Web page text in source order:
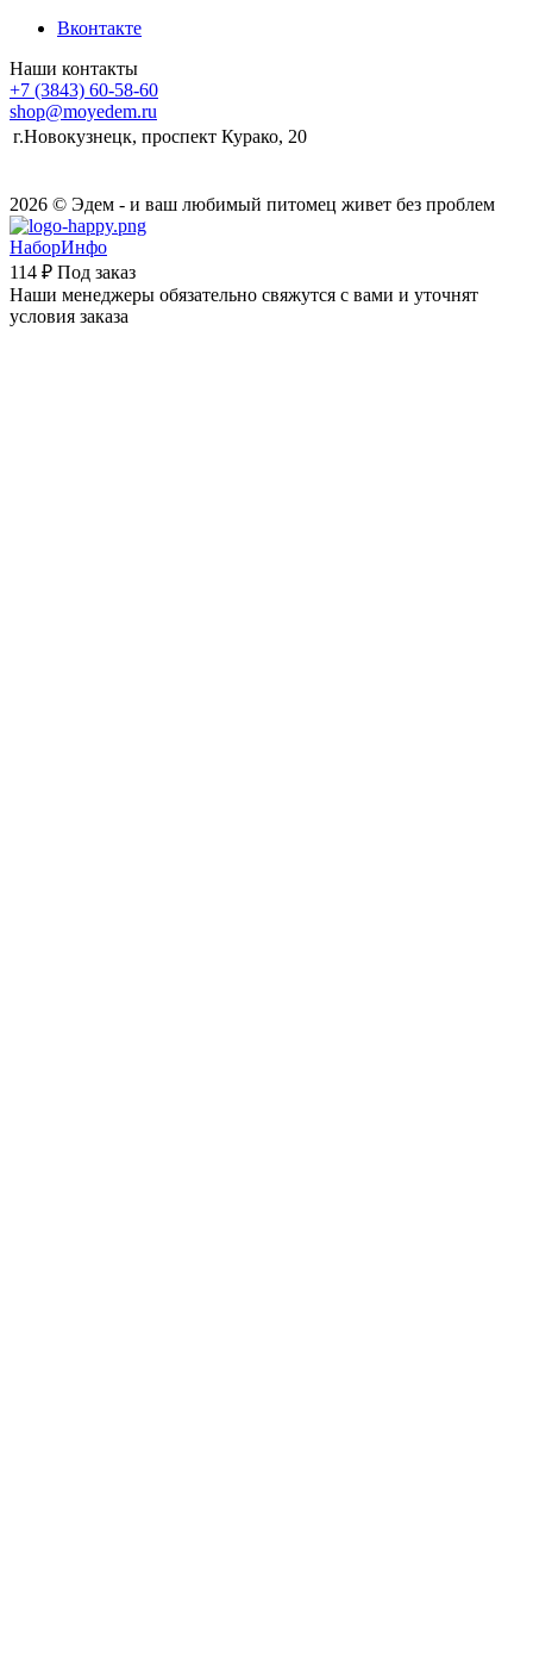
Вконтакте
Наши контакты
+7 (3843) 60-58-60
shop@moyedem.ru
г.Новокузнецк, проспект Курако, 20
2026 © Эдем - и ваш любимый питомец живет без проблем
НаборИнфо
114 ₽ Под заказ
Наши менеджеры обязательно свяжутся с вами и уточнят
условия заказа